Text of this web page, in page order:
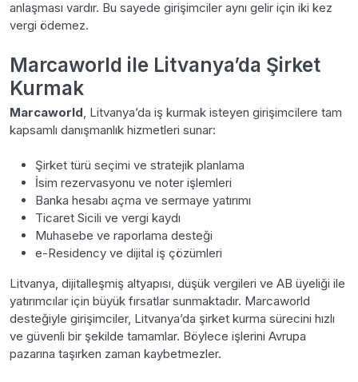
anlaşması vardır. Bu sayede girişimciler aynı gelir için iki kez
vergi ödemez.
Marcaworld ile Litvanya’da Şirket
Kurmak
Marcaworld, Litvanya’da iş kurmak isteyen girişimcilere tam
kapsamlı danışmanlık hizmetleri sunar:
Şirket türü seçimi ve stratejik planlama
İsim rezervasyonu ve noter işlemleri
Banka hesabı açma ve sermaye yatırımı
Ticaret Sicili ve vergi kaydı
Muhasebe ve raporlama desteği
e-Residency ve dijital iş çözümleri
Litvanya, dijitalleşmiş altyapısı, düşük vergileri ve AB üyeliği ile
yatırımcılar için büyük fırsatlar sunmaktadır. Marcaworld
desteğiyle girişimciler, Litvanya’da şirket kurma sürecini hızlı
ve güvenli bir şekilde tamamlar. Böylece işlerini Avrupa
pazarına taşırken zaman kaybetmezler.